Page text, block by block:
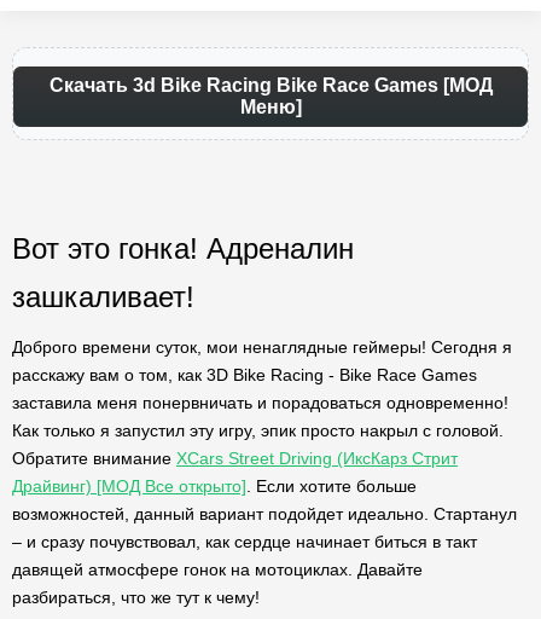
Скачать 3d Bike Racing Bike Race Games [МОД
Меню]
Вот это гонка! Адреналин
зашкаливает!
Доброго времени суток, мои ненаглядные геймеры! Сегодня я
расскажу вам о том, как 3D Bike Racing - Bike Race Games
заставила меня понервничать и порадоваться одновременно!
Как только я запустил эту игру, эпик просто накрыл с головой.
Обратите внимание XCars Street Driving (ИксКарз Стрит
Драйвинг) [МОД Все открыто] . Если хотите больше
возможностей, данный вариант подойдет идеально. Стартанул
– и сразу почувствовал, как сердце начинает биться в такт
давящей атмосфере гонок на мотоциклах. Давайте
разбираться, что же тут к чему!